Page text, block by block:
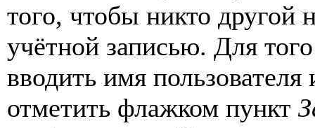
того, чтобы никто другой
учётной записью. Для
вводить имя
отметить флажком пункт